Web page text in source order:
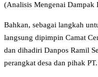
(Analisis Mengenai
Bahkan, sebagai langkah
langsung dipimpin Camat
dan dihadiri Danpos Ramil
perangkat desa dan pihak